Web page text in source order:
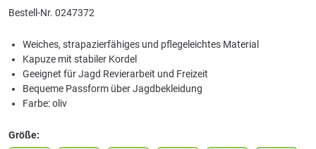
Bestell-Nr. 0247372
Weiches, strapazierfähiges und pflegeleichtes Material
Kapuze mit stabiler Kordel
Geeignet für Jagd Revierarbeit und Freizeit
Bequeme Passform über Jagdbekleidung
Farbe: oliv
Größe: